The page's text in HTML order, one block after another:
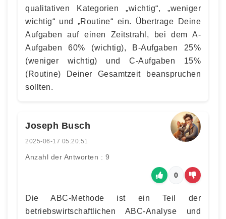
qualitativen Kategorien „wichtig“, „weniger
wichtig“ und „Routine“ ein. Übertrage Deine
Aufgaben auf einen Zeitstrahl, bei dem A-
Aufgaben 60% (wichtig), B-Aufgaben 25%
(weniger wichtig) und C-Aufgaben 15%
(Routine) Deiner Gesamtzeit beanspruchen
sollten.
Joseph Busch
2025-06-17 05:20:51
Anzahl der Antworten : 9
0
Die ABC-Methode ist ein Teil der
betriebswirtschaftlichen ABC-Analyse und